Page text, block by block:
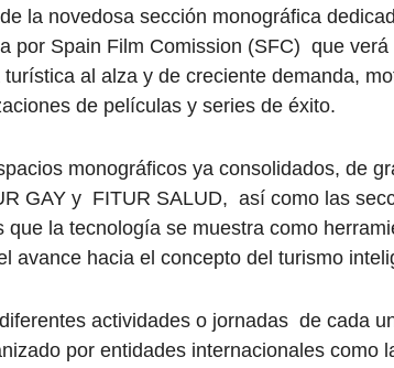
la novedosa sección monográfica
por Spain Film Comission (SFC) que verá
al alza y de creciente demanda,
de películas y series de éxito.
monográficos ya consolidados, de
GAY y FITUR SALUD, así como las
que la tecnología se muestra como
avance hacia el concepto del turismo
actividades o jornadas de cada
por entidades internacionales como